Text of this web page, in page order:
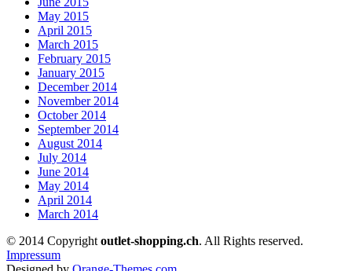
May 2015
April 2015
March 2015
February 2015
January 2015
December 2014
November 2014
October 2014
September 2014
August 2014
July 2014
June 2014
May 2014
April 2014
March 2014
© 2014 Copyright outlet-shopping.ch. All Rights reserved.
Impressum